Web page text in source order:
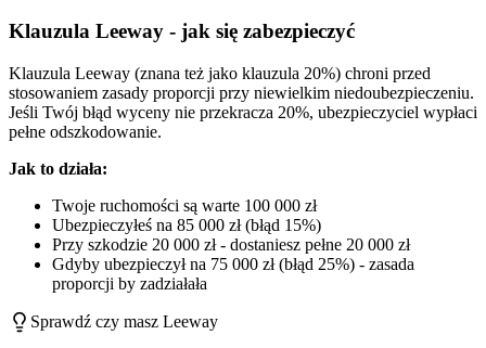
Klauzula Leeway - jak się zabezpieczyć
Klauzula Leeway (znana też jako klauzula 20%) chroni przed
stosowaniem zasady proporcji przy niewielkim niedoubezpieczeniu.
Jeśli Twój błąd wyceny nie przekracza 20%, ubezpieczyciel wypłaci
pełne odszkodowanie.
Jak to działa:
Twoje ruchomości są warte 100 000 zł
Ubezpieczyłeś na 85 000 zł (błąd 15%)
Przy szkodzie 20 000 zł - dostaniesz pełne 20 000 zł
Gdyby ubezpieczył na 75 000 zł (błąd 25%) - zasada
proporcji by zadziałała
Sprawdź czy masz Leeway